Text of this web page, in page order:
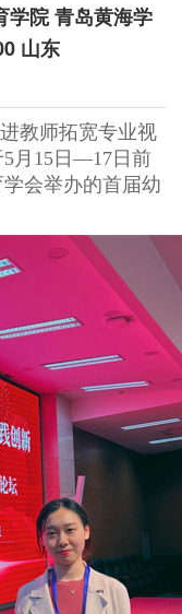
学院 青岛黄海学
山东
教师拓宽专业视
月15日—17日前
会举办的首届幼